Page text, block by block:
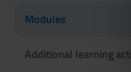
Modules
Additional learning